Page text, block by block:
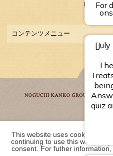
FAX：
コンテンツメニュー
野口観光グループ一覧
This website uses cookies to
continuing to use this website,
consent. For futher